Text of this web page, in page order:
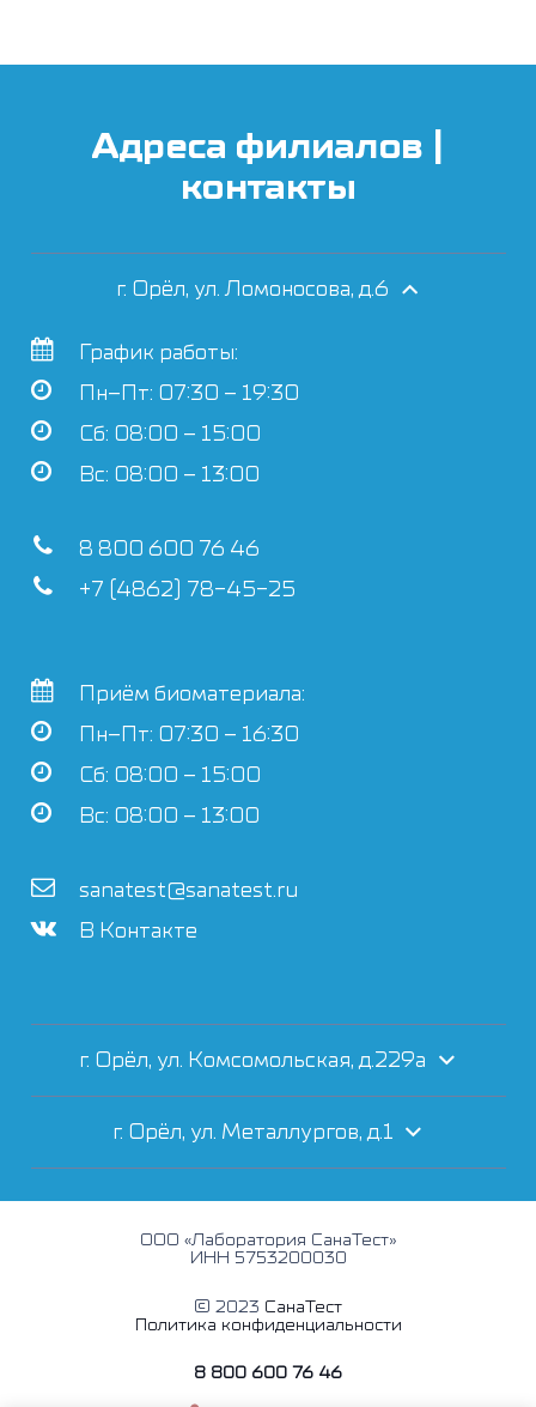
Адреса филиалов |
контакты
г. Орёл, ул. Ломоносова, д.6
График работы:
Пн–Пт: 07:30 – 19:30
Сб: 08:00 – 15:00
Вс: 08:00 – 13:00
8 800 600 76 46
+7 (4862) 78-45-25
Приём биоматериала:
Пн–Пт: 07:30 – 16:30
Сб: 08:00 – 15:00
Вс: 08:00 – 13:00
sanatest@sanatest.ru
В Контакте
г. Орёл, ул. Комсомольская, д.229а
г. Орёл, ул. Металлургов, д.1
ООО «Лаборатория СанаТест»
ИНН 5753200030
© 2023 СанаТест
Политика конфиденциальности
8 800 600 76 46